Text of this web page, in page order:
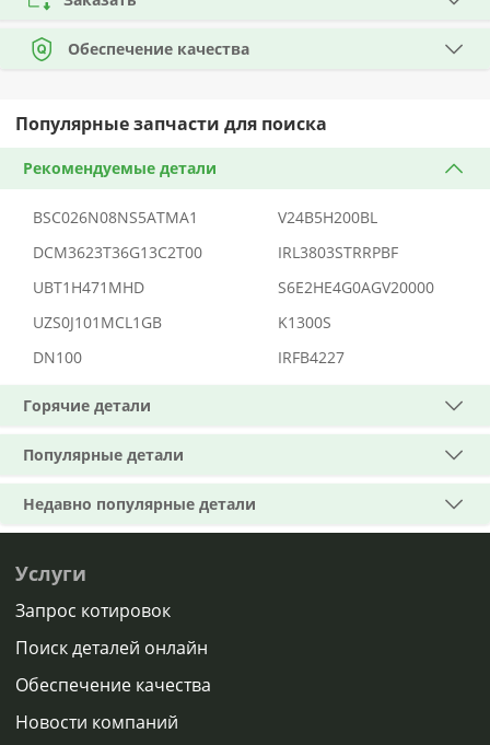
Обеспечение качества
Популярные запчасти для поиска
Рекомендуемые детали
BSC026N08NS5ATMA1
V24B5H200BL
DCM3623T36G13C2T00
IRL3803STRRPBF
UBT1H471MHD
S6E2HE4G0AGV20000
UZS0J101MCL1GB
K1300S
DN100
IRFB4227
Горячие детали
Популярные детали
Недавно популярные детали
Услуги
Запрос котировок
Поиск деталей онлайн
Обеспечение качества
Новости компаний